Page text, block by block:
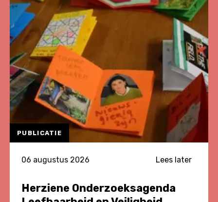
PUBLICATIE
06 augustus 2026 Lees later
Herziene Onderzoeksagenda